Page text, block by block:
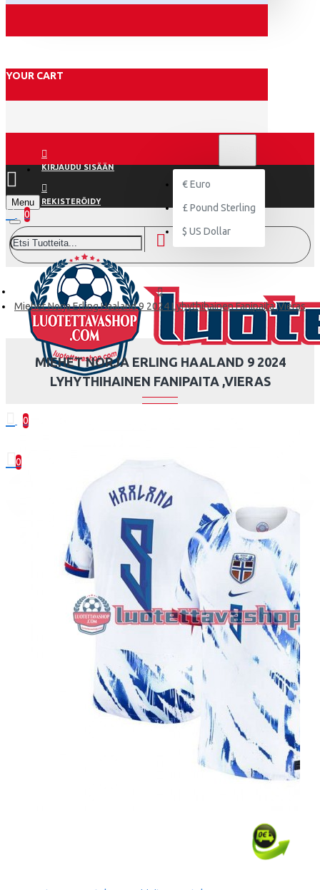
YOUR CART
KIRJAUDU SISÄÄN
REKISTERÖIDY
€ Euro
£ Pound Sterling
$ US Dollar
Menu
0
0
0
Ostoskorisi on tyhjä!
Miehet Norja Erling Haaland 9 2024 Lyhythihainen Fanipaita ,Vieras
MIEHET NORJA ERLING HAALAND 9 2024
LYHYTHIHAINEN FANIPAITA ,VIERAS